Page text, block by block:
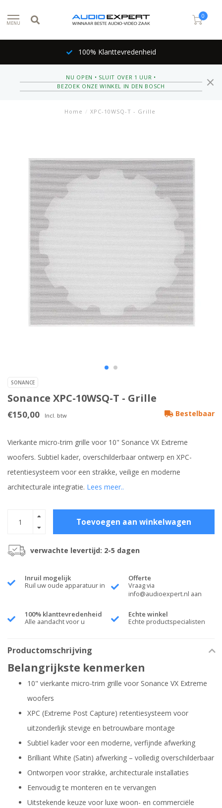
MENU
0
100% Klanttevredenheid
NU OPEN • SLUIT OVER 1 UUR •
BEZOEK ONZE WINKEL IN DEN BOSCH
Home / XPC-10WSQ-T - Grille
SONANCE
Sonance XPC-10WSQ-T - Grille
€150,00 Incl. btw Bestelbaar
Vierkante micro-trim grille voor 10" Sonance VX Extreme
woofers. Subtiel kader, overschilderbaar ontwerp en XPC-
retentiesysteem voor een strakke, veilige en moderne
architecturale integratie. Lees meer..
Toevoegen aan winkelwagen
verwachte levertijd: 2-5 dagen
Inruil mogelijk
Ruil uw oude apparatuur in
Offerte
Vraag via
info@audioexpert.nl aan
100% klanttevredenheid
Alle aandacht voor u
Echte winkel
Echte productspecialisten
Productomschrijving
Belangrijkste kenmerken
10" vierkante micro-trim grille voor Sonance VX Extreme
woofers
XPC (Extreme Post Capture) retentiesysteem voor
uitzonderlijk stevige en betrouwbare montage
Subtiel kader voor een moderne, verfijnde afwerking
Brilliant White (Satin) afwerking – volledig overschilderbaar
Ontworpen voor strakke, architecturale installaties
Eenvoudig te monteren en te vervangen
Uitstekende keuze voor luxe woon- en commerciële